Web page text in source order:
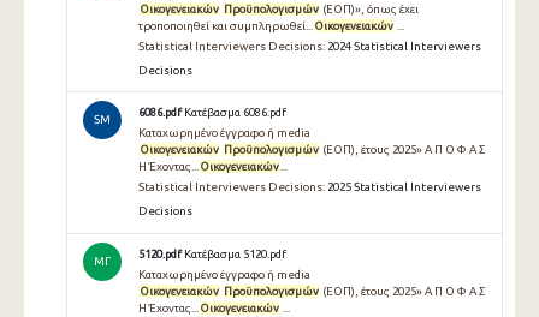
Οικογενειακών Προϋπολογισμών (ΕΟΠ)», όπως έχει
τροποποιηθεί και συμπληρωθεί...
Οικογενειακών
Statistical Interviewers Decisions: 2024 Statistical Interviewers
Decisions
SM
6086.pdf Κατέβασμα 6086.pdf
Καταχωρημένο έγγραφο ή media
Οικογενειακών Προϋπολογισμών (ΕΟΠ), έτους 2025» Α Π Ο Φ Α Σ
Η Έχοντας... Οικογενειακών...
Statistical Interviewers Decisions: 2025 Statistical Interviewers
Decisions
ΜΓ
5120.pdf Κατέβασμα 5120.pdf
Καταχωρημένο έγγραφο ή media
Οικογενειακών Προϋπολογισμών (ΕΟΠ), έτους 2025» Α Π Ο Φ Α Σ
Η Έχοντας...
Οικογενειακών